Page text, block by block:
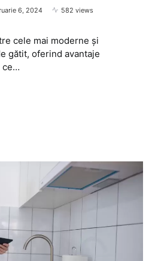
6, 2024
582 views
cele mai moderne și
gătit, oferind avantaje
ce…